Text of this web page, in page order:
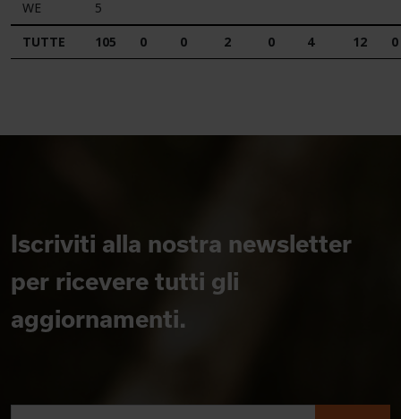
WE
5
TUTTE
105 0 0 2 0 4 12 0
Iscriviti alla nostra newsletter
per ricevere tutti gli
aggiornamenti.